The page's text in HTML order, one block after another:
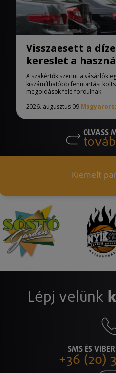
Visszaesett a
kereslet a
A szakértők szerint a vásárlók
kiszámíthatóbb fenntartási
megoldások felé fordulnak.
2026. augusztus 09.
OLVASS
Kiemelt
Lépj velünk
SMS ÉS
+36 (20)